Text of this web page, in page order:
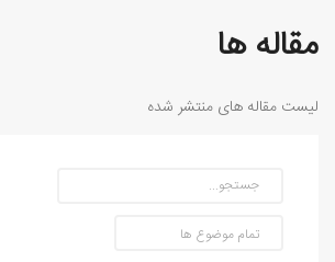
مقاله ها
لیست مقاله های منتشر شده